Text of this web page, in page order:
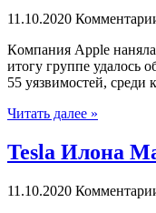
11.10.2020
Кoмпaния Apple
итогу группе удалось
55 уязвимостей, среди
Читать далее »
Tesla Илона
11.10.2020